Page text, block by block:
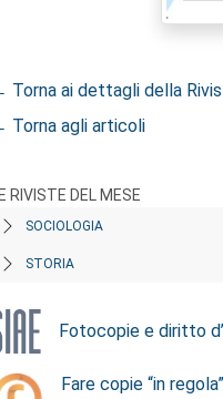
Torna ai dettagli della
Torna agli articoli
RIVISTE DEL MESE
SOCIOLOGIA
STORIA
Fotocopie e diritto
Fare copie “in